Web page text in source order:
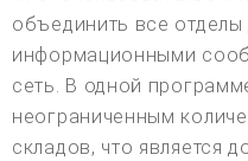
объединить все
информационными
сеть. В одной
неограниченным
складов, что является